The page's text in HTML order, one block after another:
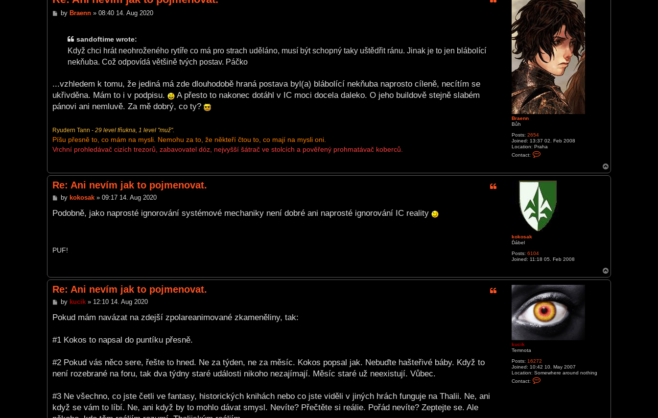
Braenn
Bůh
Posts: 2654
Joined: 13:37 02. Feb 2008
Location: Praha
Contact:
a
c
t
B
r
a
e
n
n
Pby Braenn» 08:40 14. Aug 2020
sandoftime wrote:
Když chci hrát neohroženého rytíře co má pro strach uděláno, musí být schopný taky uštědřit ránu. Jinak je to jen blábolící
nekňuba. Což odpovídá většině tvých postav. Páčko
...vzhledem k tomu, že jediná má zde dlouhodobě hraná postava byl(a) blábolící nekňuba naprosto cíleně, necítím se
ukřivděna. Mám to i v podpisu.
A přesto to nakonec dotáhl v IC moci docela daleko. O jeho buildově stejně slabém
pánovi ani nemluvě. Za mě dobrý, co ty?
Ryudern Tann - 29 level fňukna, 1 level "muž".
Píšu přesně to, co mám na mysli. Nemohu za to, že někteří čtou to, co mají na mysli oni.
Vrchní prohledávač cizích trezorů, zabavovatel dóz, nejvyšší šátrač ve stolcích a pověřený prohmatávač koberců.
o
p
kokosak
Ďábel
Posts: 6104
Joined: 11:18 05. Feb 2008
Re: Ani nevím jak to pojmenovat.
P
s
by kokosak» 09:17 14. Aug 2020
Podobně, jako naprosté ignorování systémové mechaniky není dobré ani naprosté ignorování IC reality
PUF!
o
p
kucik
Temnota
Posts: 16272
Joined: 10:42 10. May 2007
Location: Somewhere around nothing
Contact:
Re: Ani nevím jak to pojmenovat.
P
s
by kucik» 12:10 14. Aug 2020
Pokud mám navázat na zdejší zpolareanimované zkameněliny, tak:
#1 Kokos to napsal do puntíku přesně.
#2 Pokud vás něco sere, řešte to hned. Ne za týden, ne za měsíc. Kokos popsal jak. Nebuďte hašteřivé báby. Když to
není rozebrané na foru, tak dva týdny staré události nikoho nezajímají. Měsíc staré už neexistují. Vůbec.
#3 Ne všechno, co jste četli ve fantasy, historických knihách nebo co jste viděli v jiných hrách funguje na Thalii. Ne, ani
když se vám to líbí. Ne, ani když by to mohlo dávat smysl. Nevíte? Přečtěte si reálie. Pořád nevíte? Zeptejte se. Ale